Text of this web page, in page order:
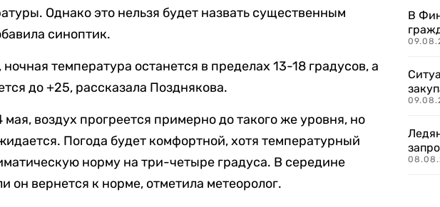
Однако это нельзя будет назвать существенным
синоптик.
температура останется в пределах 13-18 градусов, а
до +25, рассказала Позднякова.
мая, воздух прогреется примерно до такого же уровня, но
Погода будет комфортной, хотя температурный
норму на три-четыре градуса. В середине
он вернется к норме, отметила метеоролог.
В